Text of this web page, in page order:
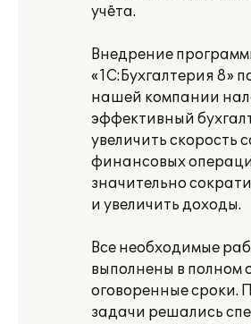
учёта.
Внедрение
«1С:Бухгалтерия 8»
нашей компании
эффективный
увеличить скорость
финансовых
значительно
и увеличить доходы.
Все необходимые
выполнены в полном
оговоренные сроки.
задачи решались